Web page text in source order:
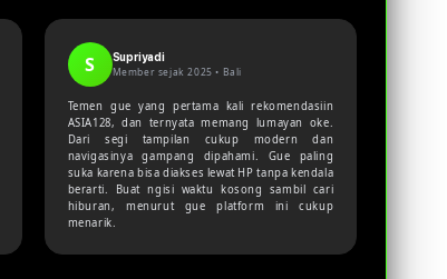
S Supriyadi
Member sejak 2025 • Bali
Temen gue yang pertama kali rekomendasiin
ASIA128, dan ternyata memang lumayan oke.
Dari segi tampilan cukup modern dan
navigasinya gampang dipahami. Gue paling
suka karena bisa diakses lewat HP tanpa kendala
berarti. Buat ngisi waktu kosong sambil cari
hiburan, menurut gue platform ini cukup
menarik.